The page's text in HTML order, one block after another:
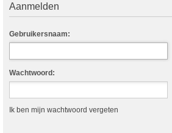
Aanmelden
Gebruikersnaam:
Wachtwoord:
Ik ben mijn wachtwoord vergeten